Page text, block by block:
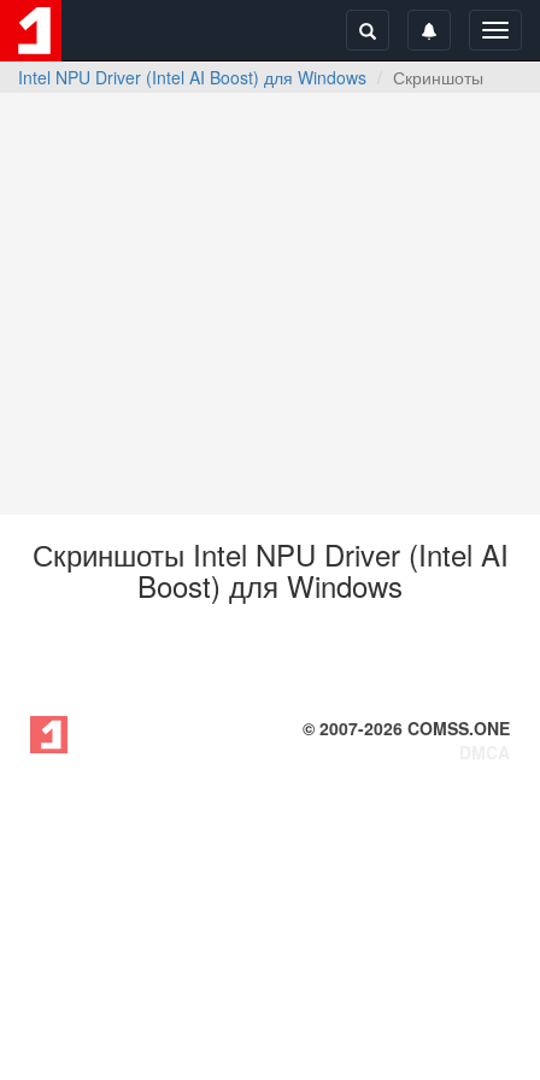
Intel NPU Driver (Intel AI Boost) для Windows
Скриншоты
Скриншоты Intel NPU Driver (Intel AI
Boost) для Windows
© 2007-2026 COMSS.ONE